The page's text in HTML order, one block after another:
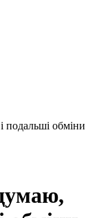
подальші обміни